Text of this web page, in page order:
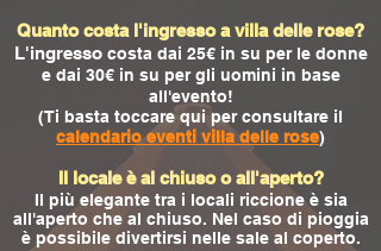
Quanto costa l'ingresso a villa delle rose?
L'ingresso costa dai 25€ in su per le donne
e dai 30€ in su per gli uomini in base
all'evento!
(Ti basta toccare qui per consultare il
calendario eventi villa delle rose)
Il locale è al chiuso o all'aperto?
Il più elegante tra i locali riccione è sia
all'aperto che al chiuso. Nel caso di pioggia
è possibile divertirsi nelle sale al coperto.